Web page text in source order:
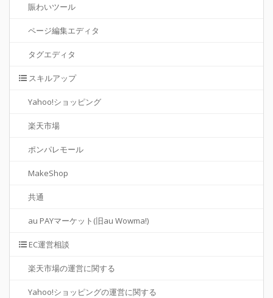
賑わいツール
ページ編集エディタ
タグエディタ
スキルアップ
Yahoo!ショッピング
楽天市場
ポンパレモール
MakeShop
共通
au PAYマーケット(旧au Wowma!)
EC運営相談
楽天市場の運営に関する
Yahoo!ショッピングの運営に関する